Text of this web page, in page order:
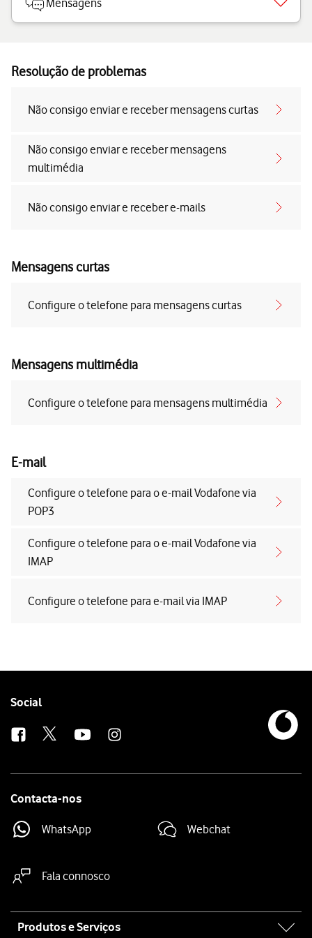
Mensagens
Resolução de problemas
Não consigo enviar e receber mensagens curtas
Não consigo enviar e receber mensagens
multimédia
Não consigo enviar e receber e-mails
Mensagens curtas
Configure o telefone para mensagens curtas
Mensagens multimédia
Configure o telefone para mensagens multimédia
E-mail
Configure o telefone para o e-mail Vodafone via
POP3
Configure o telefone para o e-mail Vodafone via
IMAP
Configure o telefone para e-mail via IMAP
Follow
Social
Contacta-nos
WhatsApp Webchat
Fala connosco
map
Produtos e Serviços